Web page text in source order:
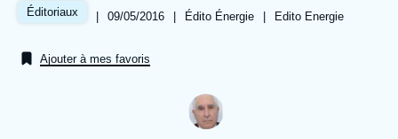
Se connecter
À propos de l'Ifri Recherches fréquentes
Éditoriaux |
Date
publication
09/05/2016 |
Référence
Édito Énergie | Références
Edito Energie
Ajouter à mes favoris